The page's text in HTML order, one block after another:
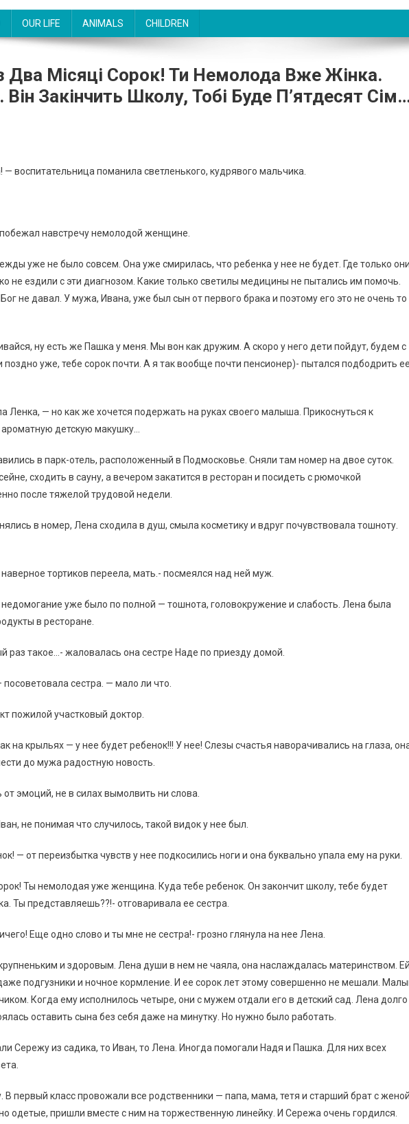
OUR LIFE ANIMALS CHILDREN
Два Місяці Сорок! Ти Немолода Вже Жінка.
Він Закінчить Школу, Тобі Буде П’ятдесят
воспитательница поманила светленького, кудрявого мальчика.
навстречу немолодой женщине.
уже не было совсем. Она уже смирилась, что ребенка у нее не будет. Где только
не ездили с эти диагнозом. Какие только светилы медицины не пытались им помочь.
не давал. У мужа, Ивана, уже был сын от первого брака и поэтому его это не очень то
ну есть же Пашка у меня. Мы вон как дружим. А скоро у него дети пойдут, будем с
уже, тебе сорок почти. А я так вообще почти пенсионер)- пытался подбодрить
Ленка, — но как же хочется подержать на руках своего малыша. Прикоснуться к
детскую макушку…
в парк-отель, расположенный в Подмосковье. Сняли там номер на двое суток.
сходить в сауну, а вечером закатится в ресторан и посидеть с рюмочкой
после тяжелой трудовой недели.
в номер, Лена сходила в душ, смыла косметику и вдруг почувствовала тошноту.
тортиков переела, мать.- посмеялся над ней муж.
уже было по полной — тошнота, головокружение и слабость. Лена была
в ресторане.
раз такое…- жаловалась она сестре Наде по приезду домой.
сестра. — мало ли что.
пожилой участковый доктор.
на крыльях — у нее будет ребенок!!! У нее! Слезы счастья наворачивались на глаза,
до мужа радостную новость.
эмоций, не в силах вымолвить ни слова.
не понимая что случилось, такой видок у нее был.
— от переизбытка чувств у нее подкосились ноги и она буквально упала ему на руки.
Ты немолодая уже женщина. Куда тебе ребенок. Он закончит школу, тебе будет
Ты представляешь??!- отговаривала ее сестра.
Еще одно слово и ты мне не сестра!- грозно глянула на нее Лена.
и здоровым. Лена души в нем не чаяла, она наслаждалась материнством.
подгузники и ночное кормление. И ее сорок лет этому совершенно не мешали.
Когда ему исполнилось четыре, они с мужем отдали его в детский сад. Лена долго
оставить сына без себя даже на минутку. Но нужно было работать.
Сережу из садика, то Иван, то Лена. Иногда помогали Надя и Пашка. Для них всех
первый класс провожали все родственники — папа, мама, тетя и старший брат с
одетые, пришли вместе с ним на торжественную линейку. И Сережа очень гордился.